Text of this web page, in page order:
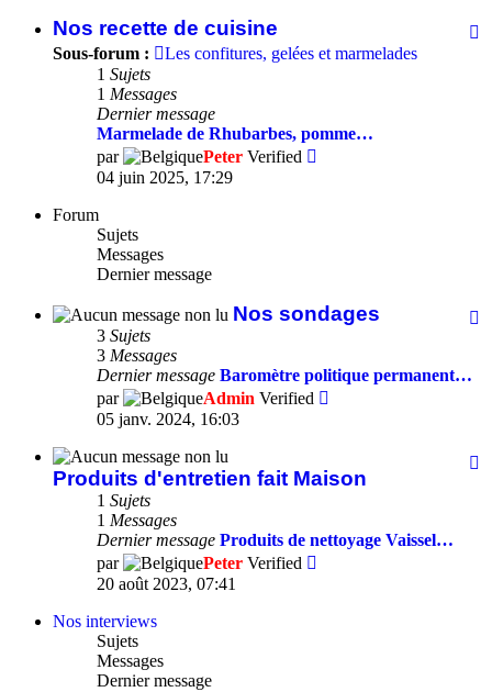
Nos recette de cuisine
Sous-forum :
Les confitures, gelées et marmelades
1 Sujets
1 Messages
Dernier message
Marmelade de Rhubarbes, pomme…
par
Peter Verified
04 juin 2025, 17:29
Forum
Sujets
Messages
Dernier message
Nos sondages
3 Sujets
3 Messages
Dernier message Baromètre politique permanent…
par
Admin Verified
05 janv. 2024, 16:03
Produits d'entretien fait Maison
1 Sujets
1 Messages
Dernier message Produits de nettoyage Vaissel…
par
Peter Verified
20 août 2023, 07:41
Nos interviews
Sujets
Messages
Dernier message